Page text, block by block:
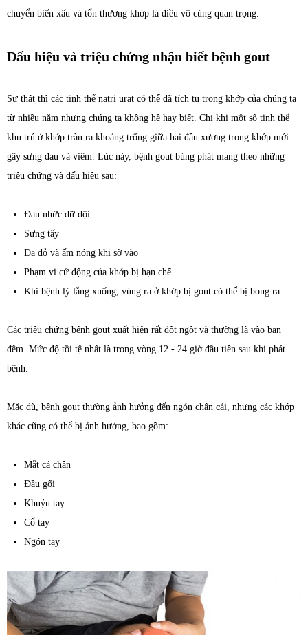
chuyển biến xấu và tổn thương khớp là điều vô cùng quan trọng.
Dấu hiệu và triệu chứng nhận biết bệnh gout
Sự thật thì các tinh thể natri urat có thể đã tích tụ trong khớp của chúng ta
từ nhiều năm nhưng chúng ta không hề hay biết. Chỉ khi một số tinh thể
khu trú ở khớp tràn ra khoảng trống giữa hai đầu xương trong khớp mới
gây sưng đau và viêm. Lúc này, bệnh gout bùng phát mang theo những
triệu chứng và dấu hiệu sau:
Đau nhức dữ dội
Sưng tấy
Da đỏ và ấm nóng khi sờ vào
Phạm vi cử động của khớp bị hạn chế
Khi bệnh lý lắng xuống, vùng ra ở khớp bị gout có thể bị bong ra.
Các triệu chứng bệnh gout xuất hiện rất đột ngột và thường là vào ban
đêm. Mức độ tồi tệ nhất là trong vòng 12 - 24 giờ đầu tiên sau khi phát
bệnh.
Mặc dù, bệnh gout thường ảnh hưởng đến ngón chân cái, nhưng các khớp
khác cũng có thể bị ảnh hưởng, bao gồm:
Mắt cá chân
Đầu gối
Khuỷu tay
Cổ tay
Ngón tay